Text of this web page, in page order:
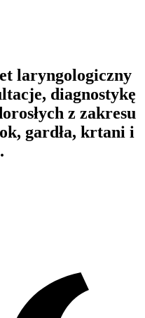
laryngologiczny
diagnostykę
z zakresu
gardła, krtani i